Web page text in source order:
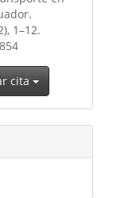
1–12.
cita